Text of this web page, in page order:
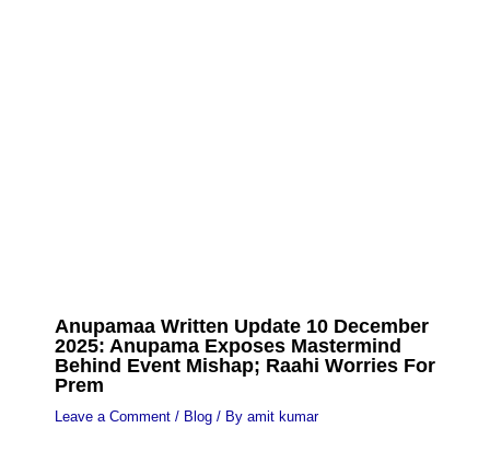
Anupamaa Written Update 10 December
2025: Anupama Exposes Mastermind
Behind Event Mishap; Raahi Worries For
Prem
Leave a Comment / Blog/ By amit kumar